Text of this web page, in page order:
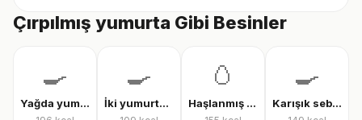
Çırpılmış yumurta Gibi Besinler
🍳
Yağda yumurta
🍳
İki yumurtalı menemen
🥚
Haşlanmış tam yumurta
🍳
Karışık sebzeli omlet